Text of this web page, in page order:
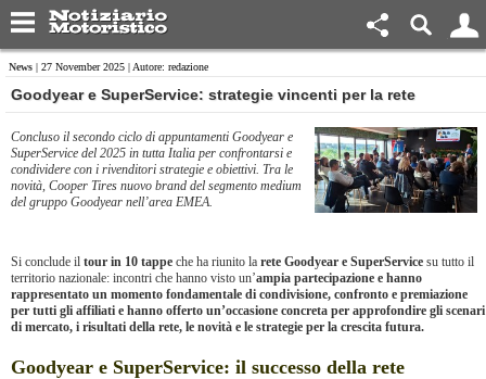
News | 27 November 2025 | Autore: redazione
Goodyear e SuperService: strategie vincenti per la rete
Concluso il secondo ciclo di appuntamenti Goodyear e
SuperService del 2025 in tutta Italia per confrontarsi e
condividere con i rivenditori strategie e obiettivi. Tra le
novità, Cooper Tires nuovo brand del segmento medium
del gruppo Goodyear nell’area EMEA.
Si conclude il tour in 10 tappe che ha riunito la rete Goodyear e SuperService su tutto il
territorio nazionale: incontri che hanno visto un’ampia partecipazione e hanno
rappresentato un momento fondamentale di condivisione, confronto e premiazione
per tutti gli affiliati e hanno offerto un’occasione concreta per approfondire gli scenari
di mercato, i risultati della rete, le novità e le strategie per la crescita futura.
Goodyear e SuperService: il successo della rete